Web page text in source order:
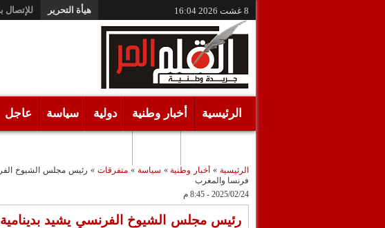
8 غشت 2026 16:04 هيأة التحرير للإتصال
الرئيسية أخبار وطنية دولية سياسة عاجل
الرئيسية » أخبار وطنية» سياسة »متفرقات » رئيس مجلس الشيوخ
فرنسا والمغرب
2025/02/24 - 8:45 م
رئيس مجلس الشيوخ الفرنسي يشيد بدينامية